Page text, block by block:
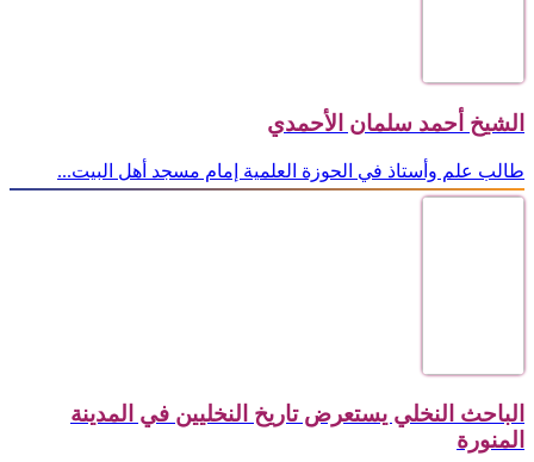
الشيخ أحمد سلمان الأحمدي
طالب علم وأستاذ في الحوزة العلمية إمام مسجد أهل البيت...
الباحث النخلي يستعرض تاريخ النخليين في المدينة
المنورة